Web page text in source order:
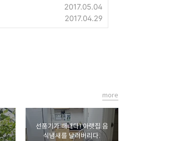
2017.05.04
2017.04.29
선풍기가 해내다! 아랫집 음
식냄새를 날려버리다.
more